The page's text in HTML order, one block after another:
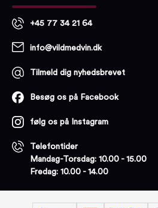
+45 77 34 21 64
info@vildmedvin.dk
Tilmeld dig nyhedsbrevet
Besøg os på Facebook
følg os på Instagram
Telefontider
Mandag-Torsdag: 10.00 - 15.00
Fredag: 10.00 - 14.00